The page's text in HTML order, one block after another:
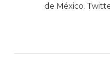
de México.